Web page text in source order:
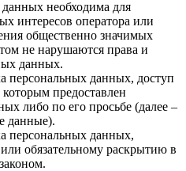
необходима для
интересов оператора или
общественно значимых
не нарушаются права и
данных.
персональных данных, доступ
предоставлен
либо по его просьбе (далее –
данные).
персональных данных,
обязательному раскрытию в